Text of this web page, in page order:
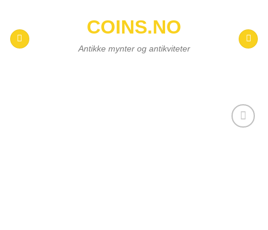
content
COINS.NO
Antikke mynter og antikviteter